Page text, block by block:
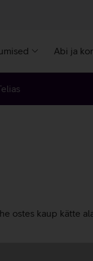
Abi ja
ostes kaup kätte